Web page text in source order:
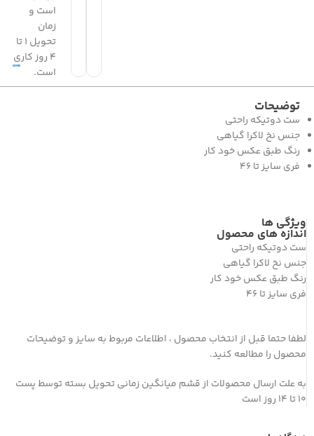
است و
زمان
تحویل 1 تا
4 روز کاری
است.
توضیحات
ست دوتیکه راحتی
جنس نخ لاکرا گیاهی
رنگ طبق عکس خود کار
فری سایز تا 46
ویژگی ها
اندازه های محصول
ست دوتیکه راحتی
جنس نخ لاکرا گیاهی
رنگ طبق عکس خود کار
فری سایز تا 46
لطفا حتما قبل از انتخاب محصول ، اطلاعات مربوط به سایز و توضیحات
محصول را مطالعه کنید.
به علت ارسال محصولات از قشم میانگین زمانی تحویل بسته توسط پست
10 تا 14 روز است